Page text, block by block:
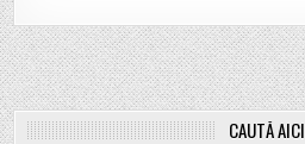
CAUTĂ AICI